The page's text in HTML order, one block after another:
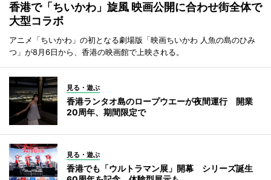
香港で「ちいかわ」旋風 映画公開に合わせ街全体で
大型コラボ
アニメ「ちいかわ」の初となる劇場版「映画ちいかわ 人魚の島のひみ
つ」が8月6日から、香港の映画館で上映される。
見る・遊ぶ
香港ランタオ島のロープウエーが夜間運行 開業
20周年、期間限定で
見る・遊ぶ
香港でも「ウルトラマン展」開幕 シリーズ誕生